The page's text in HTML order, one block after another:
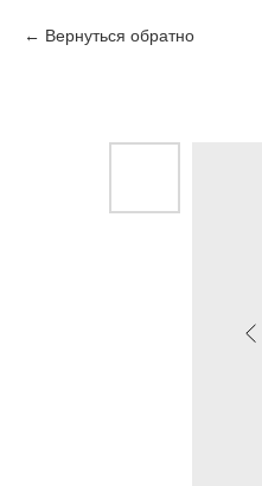
Вернуться обратно